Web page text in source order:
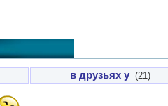
в друзьях у(21)